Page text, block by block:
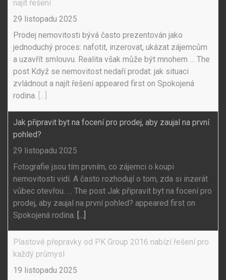
najít řešení
29 listopadu 2025
Prodej nemovitosti bývá často prezentován jako
jednoduchý proces: nafotit, inzerovat, ukázat zájemcům
a uzavřít smlouvu. Realita však může být mnohem … The
post Když se nemovitost nedaří prodat: jak situaci
zvládnout a najít řešení appeared first on Spokojená
rodina.
Jak připravit byt na focení pro prodej, aby zaujal na první
pohled?
29 listopadu 2025
Fotografie jsou tím prvním, co zájemci o koupi
nemovitosti vidí. A často rozhodují o tom, zda si inzerát
vůbec otevřou. … The post Jak připravit byt na focení pro
prodej, aby zaujal na první pohled? appeared first on
Spokojená rodina. [...]
Plastové přepravky od PK Group 2016 nabízí řešení pro
každý průmysl
19 listopadu 2025